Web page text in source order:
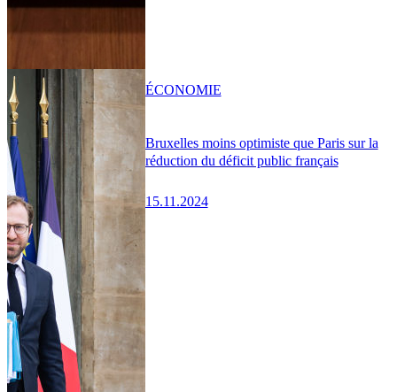
Bruxelles moins optimiste que Paris sur la
réduction du déficit public français
15.11.2024
ÉCONOMIE